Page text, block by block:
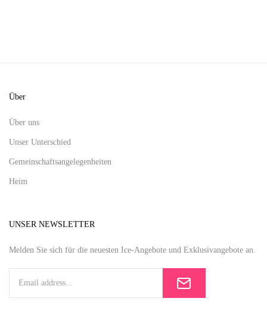
Über
Über uns
Unser Unterschied
Gemeinschaftsangelegenheiten
Heim
UNSER NEWSLETTER
Melden Sie sich für die neuesten Ice-Angebote und Exklusivangebote an.